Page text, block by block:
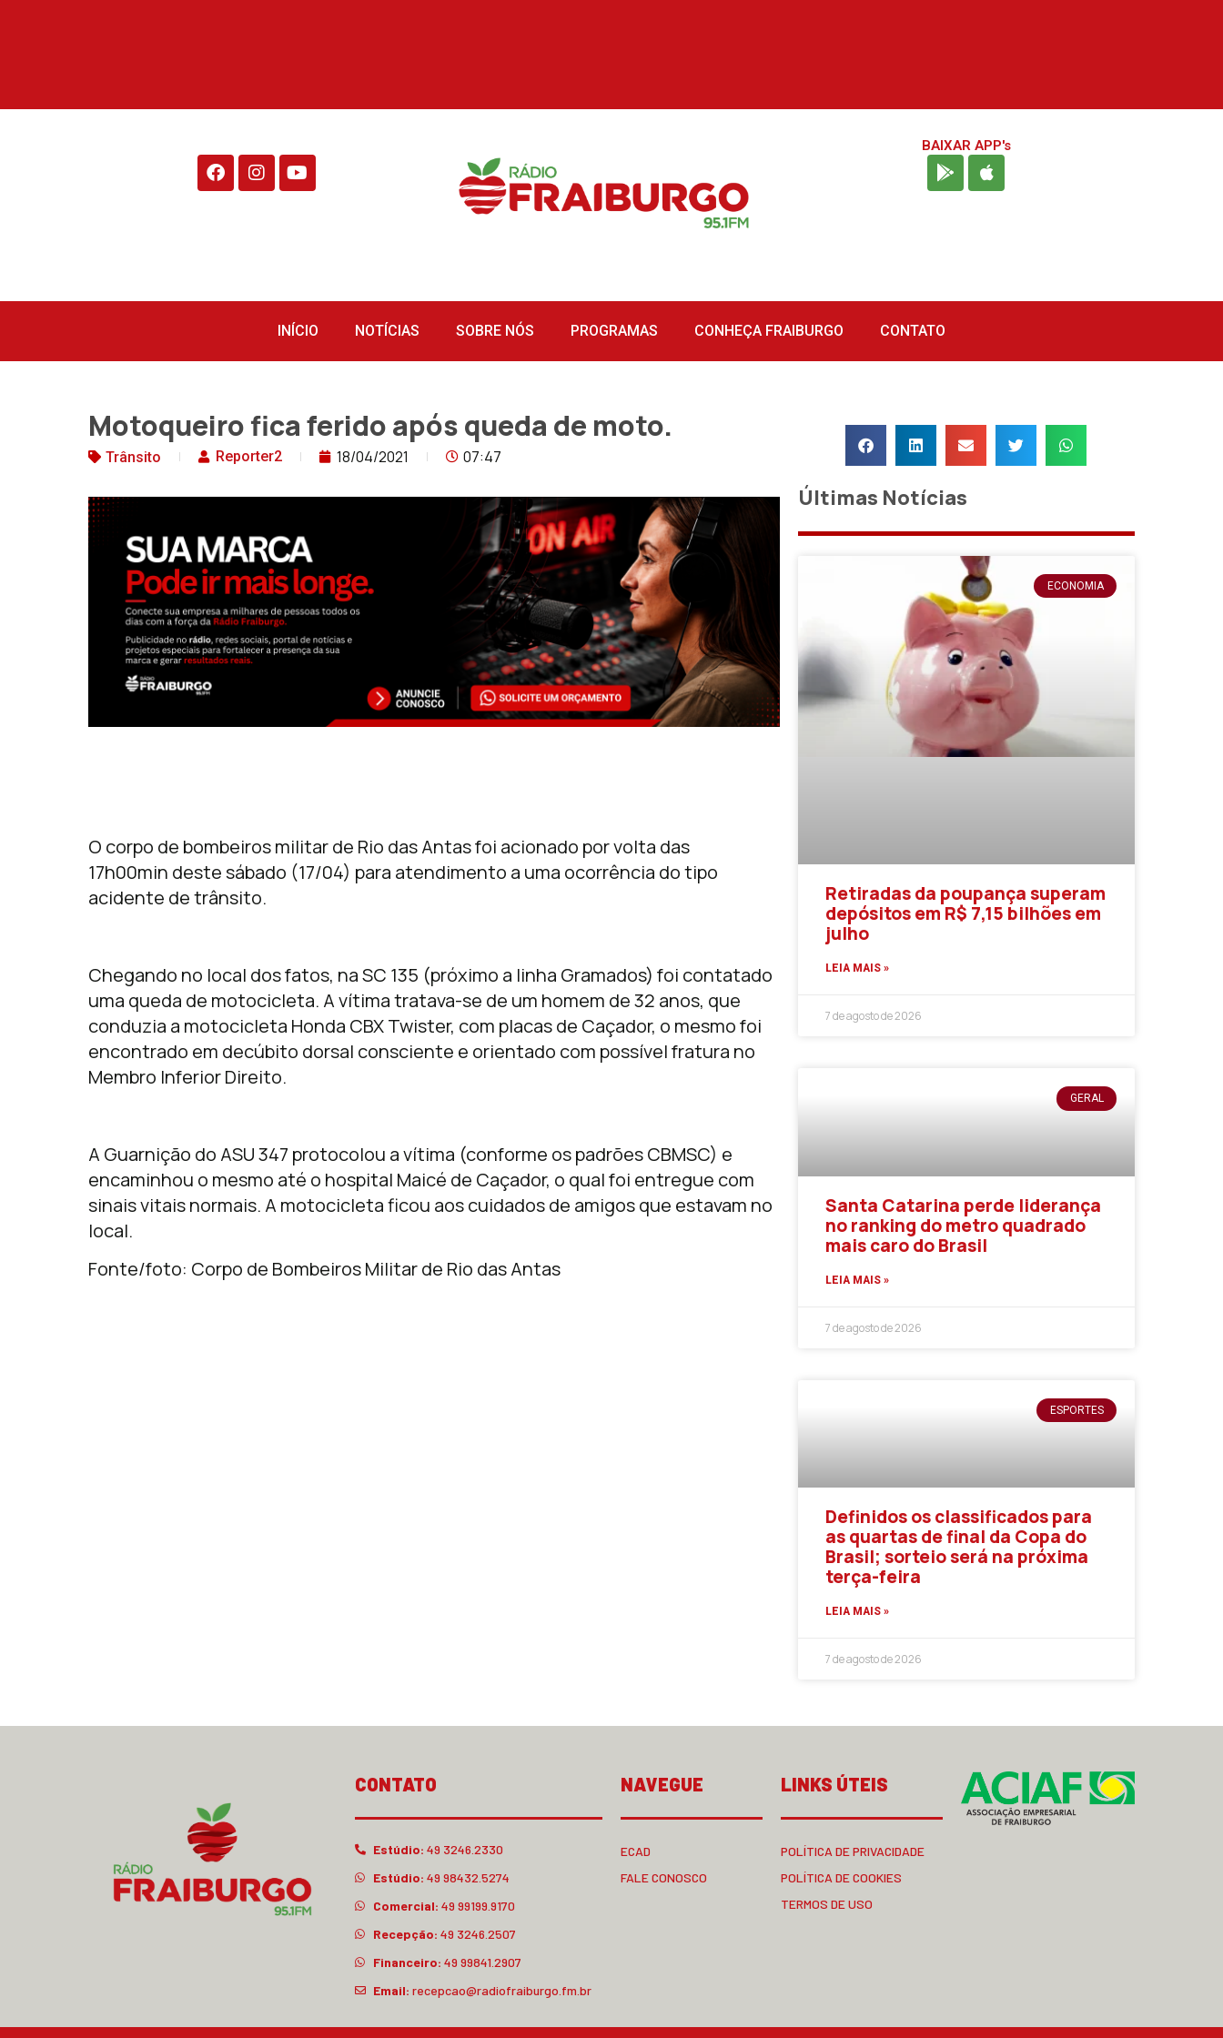
BAIXAR APP's
INÍCIO NOTÍCIAS SOBRE NÓS PROGRAMAS CONHEÇA FRAIBURGO CONTATO
Motoqueiro fica ferido após queda de moto.
Trânsito Reporter2 18/04/2021 07:47
O corpo de bombeiros militar de Rio das Antas foi acionado por volta das
17h00min deste sábado (17/04) para atendimento a uma ocorrência do tipo
acidente de trânsito.
Chegando no local dos fatos, na SC 135 (próximo a linha Gramados) foi contatado
uma queda de motocicleta. A vítima tratava-se de um homem de 32 anos, que
conduzia a motocicleta Honda CBX Twister, com placas de Caçador, o mesmo foi
encontrado em decúbito dorsal consciente e orientado com possível fratura no
Membro Inferior Direito.
A Guarnição do ASU 347 protocolou a vítima (conforme os padrões CBMSC) e
encaminhou o mesmo até o hospital Maicé de Caçador, o qual foi entregue com
sinais vitais normais. A motocicleta ficou aos cuidados de amigos que estavam no
local.
Fonte/foto: Corpo de Bombeiros Militar de Rio das Antas
Últimas Notícias
ECONOMIA
Retiradas da poupança superam
depósitos em R$ 7,15 bilhões em
julho
LEIA MAIS »
7 de agosto de 2026
GERAL
Santa Catarina perde liderança
no ranking do metro quadrado
mais caro do Brasil
LEIA MAIS »
7 de agosto de 2026
ESPORTES
Definidos os classificados para
as quartas de final da Copa do
Brasil; sorteio será na próxima
terça-feira
LEIA MAIS »
7 de agosto de 2026
CONTATO
Estúdio: 49 3246.2330
Estúdio: 49 98432.5274
Comercial: 49 99199.9170
Recepção: 49 3246.2507
Financeiro: 49 99841.2907
Email: recepcao@radiofraiburgo.fm.br
NAVEGUE
ECAD
FALE CONOSCO
LINKS ÚTEIS
POLÍTICA DE PRIVACIDADE
POLÍTICA DE COOKIES
TERMOS DE USO